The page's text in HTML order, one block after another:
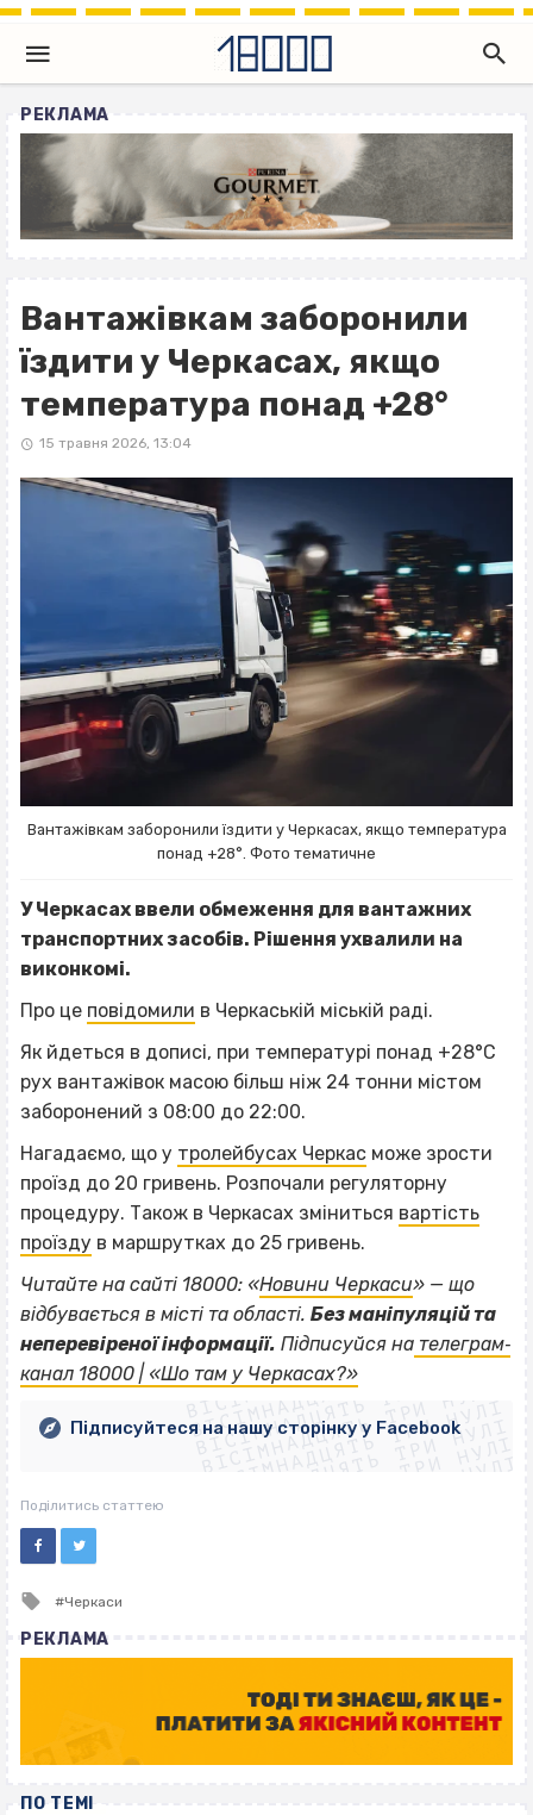
РЕКЛАМА
Вантажівкам заборонили
їздити у Черкасах, якщо
температура понад +28°
15 травня 2026, 13:04
Вантажівкам заборонили їздити у Черкасах, якщо температура
понад +28°. Фото тематичне
У Черкасах ввели обмеження для вантажних
транспортних засобів. Рішення ухвалили на
виконкомі.
Про це повідомили в Черкаській міській раді.
Як йдеться в дописі, при температурі понад +28°C
рух вантажівок масою більш ніж 24 тонни містом
заборонений з 08:00 до 22:00.
Нагадаємо, що у тролейбусах Черкас може зрости
проїзд до 20 гривень. Розпочали регуляторну
процедуру. Також в Черкасах зміниться вартість
проїзду в маршрутках до 25 гривень.
Читайте на сайті 18000: «Новини Черкаси» — що
відбувається в місті та області. Без маніпуляцій та
неперевіреної інформації. Підписуйся на телеграм‐
канал 18000 | «Шо там у Черкасах?»
ВІСІМНАДЦЯТЬ ТРИ НУЛІ
ВІСІМНАДЦЯТЬ ТРИ НУЛІ
ВІСІМНАДЦЯТЬ ТРИ НУЛІ
ВІСІМНАДЦЯТЬ ТРИ НУЛІ
ВІСІМНАДЦЯТЬ ТРИ НУЛІ
ВІСІМНАДЦЯТЬ ТРИ НУЛІ
ВІСІМНАДЦЯТЬ ТРИ НУЛІ
ВІСІМНАДЦЯТЬ ТРИ НУЛІ
Підписуйтеся на нашу сторінку у Facebook
Поділитись статтею
Tagged
Черкаси
РЕКЛАМА
ПО ТЕМІ